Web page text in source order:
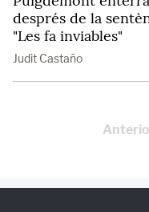
després de la
"Les fa inviables"
Judit Castaño